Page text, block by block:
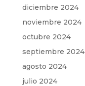
diciembre 2024
noviembre 2024
octubre 2024
septiembre 2024
agosto 2024
julio 2024